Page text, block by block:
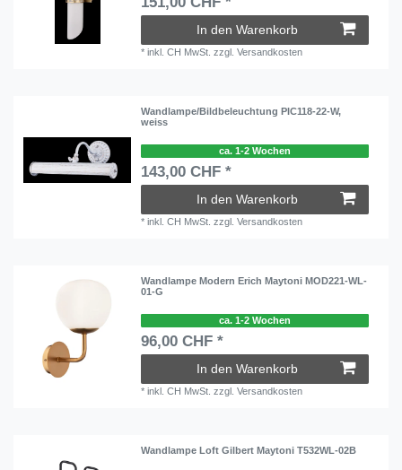
In den Warenkorb
*inkl. CH MwSt. zzgl.Versandkosten
Wandlampe/Bildbeleuchtung PIC118-22-W,
weiss
ca. 1-2 Wochen
143,00 CHF *
In den Warenkorb
*inkl. CH MwSt. zzgl.Versandkosten
Wandlampe Modern Erich Maytoni MOD221-WL-
01-G
ca. 1-2 Wochen
96,00 CHF *
In den Warenkorb
*inkl. CH MwSt. zzgl.Versandkosten
Wandlampe Loft Gilbert Maytoni T532WL-02B